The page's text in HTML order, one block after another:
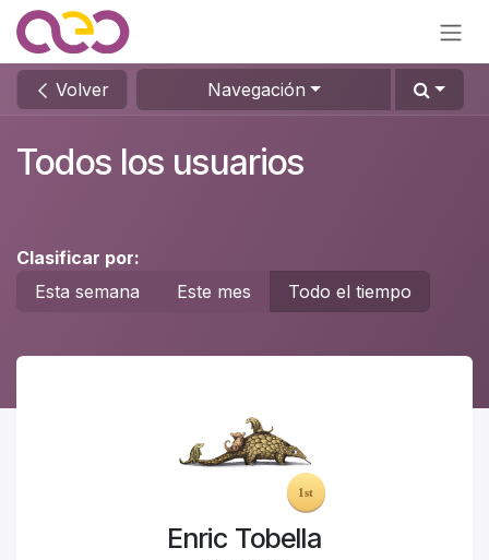
Ir al contenido
Volver Navegación
Todos los usuarios
Clasificar por:
Esta semana
Este mes Todo el tiempo
Enric Tobella